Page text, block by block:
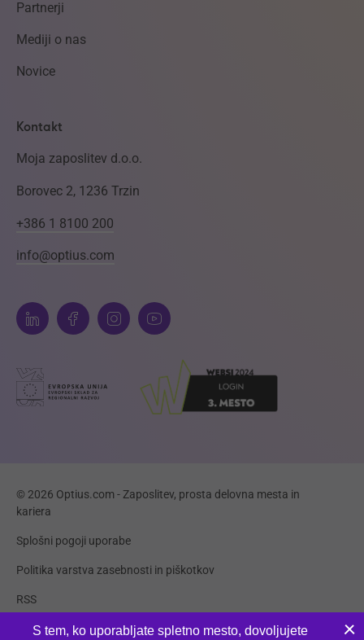
Partnerji
Mediji o nas
Novice
Kontakt
Moja zaposlitev d.o.o.
Borovec 2, 1236 Trzin
+386 1 8100 200
info@optius.com
© 2026 Optius.com - Zaposlitev, prosta delovna mesta in
kariera
Splošni pogoji uporabe
Politika varstva zasebnosti in piškotkov
RSS
Piškotki
S tem, ko uporabljate spletno mesto, dovoljujete